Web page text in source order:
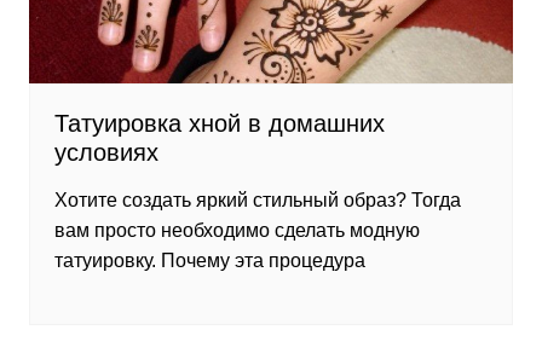
Татуировка хной в домашних
условиях
Хотите создать яркий стильный образ? Тогда
вам просто необходимо сделать модную
татуировку. Почему эта процедура